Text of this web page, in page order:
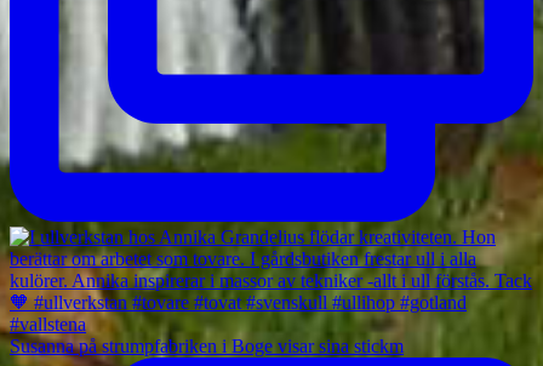
Susanna på strumpfabriken i Boge visar sina stickm